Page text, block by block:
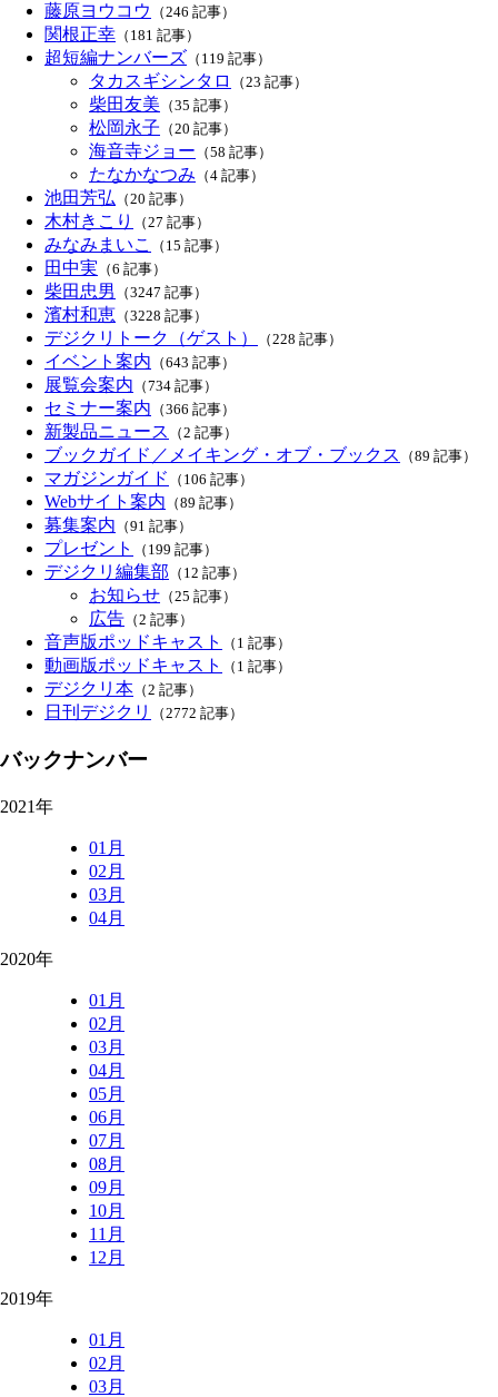
藤原ヨウコウ （246 記事）
関根正幸 （181 記事）
超短編ナンバーズ （119 記事）
タカスギシンタロ （23 記事）
柴田友美 （35 記事）
松岡永子 （20 記事）
海音寺ジョー （58 記事）
たなかなつみ （4 記事）
池田芳弘 （20 記事）
木村きこり （27 記事）
みなみまいこ （15 記事）
田中実 （6 記事）
柴田忠男 （3247 記事）
濱村和恵 （3228 記事）
デジクリトーク（ゲスト） （228 記事）
イベント案内 （643 記事）
展覧会案内 （734 記事）
セミナー案内 （366 記事）
新製品ニュース （2 記事）
ブックガイド／メイキング・オブ・ブックス （89 記事）
マガジンガイド （106 記事）
Webサイト案内 （89 記事）
募集案内 （91 記事）
プレゼント （199 記事）
デジクリ編集部 （12 記事）
お知らせ （25 記事）
広告 （2 記事）
音声版ポッドキャスト （1 記事）
動画版ポッドキャスト （1 記事）
デジクリ本 （2 記事）
日刊デジクリ （2772 記事）
バックナンバー
2021年
01月
02月
03月
04月
2020年
01月
02月
03月
04月
05月
06月
07月
08月
09月
10月
11月
12月
2019年
01月
02月
03月